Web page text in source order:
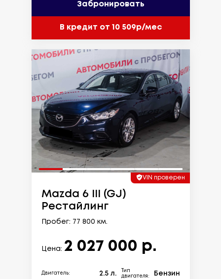
Забронировать
В кредит от 10 509р/мес
VIN проверен
Mazda 6 III (GJ)
Рестайлинг
Пробег: 77 800 км.
Цена: 2 027 000 р.
Двигатель: 2.5 л.
Тип
двигателя:
Бензин